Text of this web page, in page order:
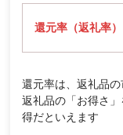
還元率（返礼率
還元率は、返礼品の
返礼品の「お得さ
得だといえます